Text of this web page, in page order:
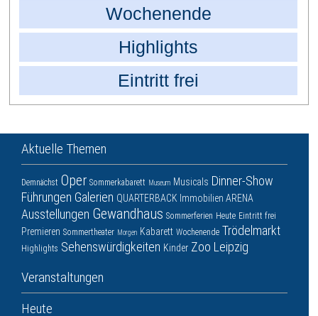
Wochenende
Highlights
Eintritt frei
Aktuelle Themen
Demnächst Oper Sommerkabarett Museum Musicals Dinner-Show
Führungen Galerien QUARTERBACK Immobilien ARENA
Ausstellungen Gewandhaus Sommerferien Heute Eintritt frei
Premieren Sommertheater Morgen Kabarett Wochenende Trödelmarkt
Highlights Sehenswürdigkeiten Kinder Zoo Leipzig
Veranstaltungen
Heute